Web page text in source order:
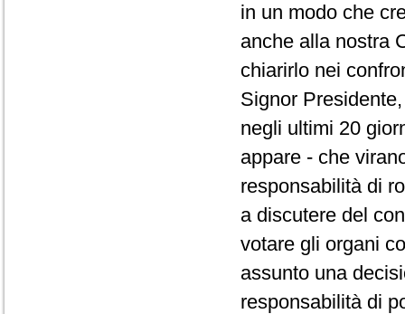
in un modo che
anche alla nostra
chiarirlo nei
Signor
negli ultimi 20
appare - che
responsabilità di
a discutere del
votare gli organi
assunto una
responsabilità di